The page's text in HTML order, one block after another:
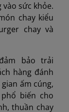
sức khỏe.
chay kiểu
chay và
bảo trải
hàng đánh
ấm cúng,
biến cho
thuần chay